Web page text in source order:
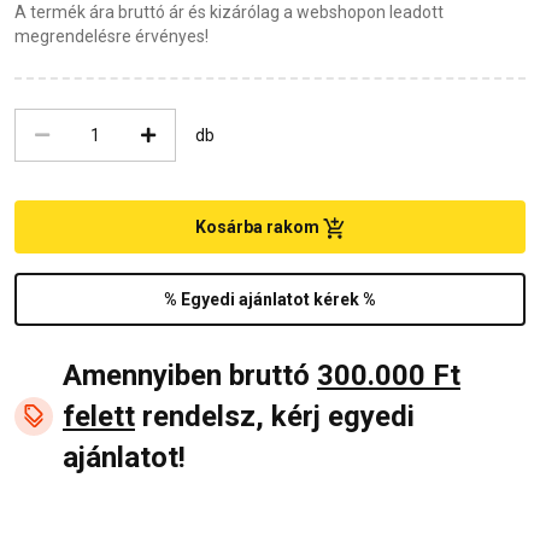
A termék ára bruttó ár és kizárólag a webshopon leadott
megrendelésre érvényes!
db
% Egyedi ajánlatot kérek %
Kosárba rakom
Amennyiben bruttó 300.000 Ft
felett rendelsz, kérj egyedi
ajánlatot!